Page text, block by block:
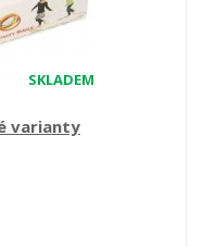
SKLADEM
varianty